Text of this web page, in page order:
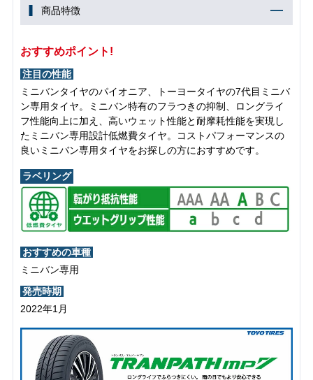
商品特徴
おすすめポイント!
注目の性能
ミニバンタイヤのパイオニア、トーヨータイヤの7代目ミニバ
ン専用タイヤ。ミニバン特有のフラつきの抑制、ロングライ
フ性能向上に加え、高いウェット性能と耐摩耗性能を実現し
たミニバン専用設計低燃費タイヤ。コストパフォーマンスの
良いミニバン専用タイヤをお探しの方におすすめです。
ラベリング
おすすめの車種
ミニバン専用
発売時期
2022年1月